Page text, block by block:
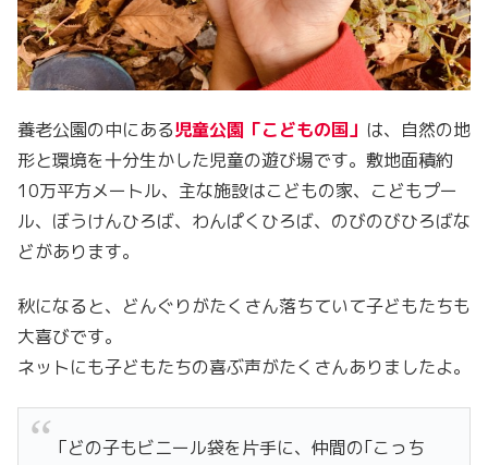
養老公園の中にある児童公園「こどもの国」 は、自然の地
形と環境を十分生かした児童の遊び場です。敷地面積約
10万平方メートル、主な施設はこどもの家、こどもプー
ル、ぼうけんひろば、わんぱくひろば、のびのびひろばな
どがあります。
秋になると、どんぐりがたくさん落ちていて子どもたちも
大喜びです。
ネットにも子どもたちの喜ぶ声がたくさんありましたよ。
「どの子もビニール袋を片手に、仲間の｢こっち